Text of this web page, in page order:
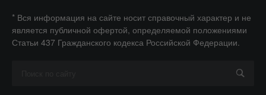
* Вся информация на сайте носит справочный характер и не
является публичной офертой, определяемой положениями
Статьи 437 Гражданского кодекса Российской Федерации.